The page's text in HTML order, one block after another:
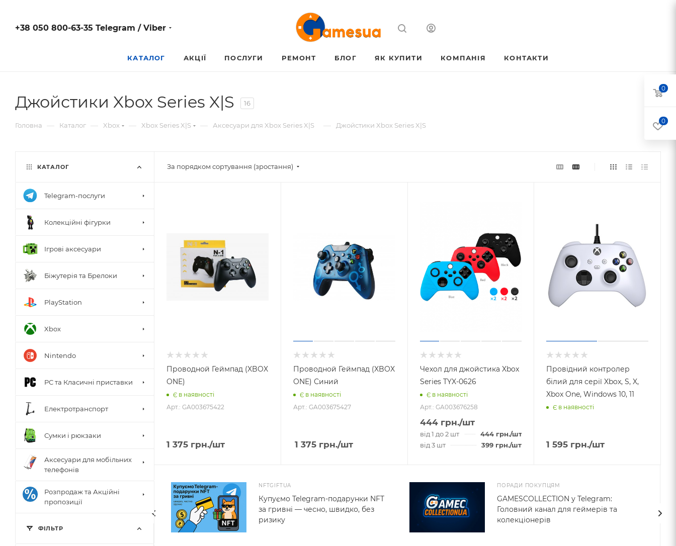
+38 050 800-63-35 Telegram / Viber
КАТАЛОГ АКЦІЇ ПОСЛУГИ РЕМОНТ БЛОГ ЯК КУПИТИ КОМПАНІЯ КОНТАКТИ
Джойстики Xbox Series X|S 16
Головна — Каталог — Xbox — Xbox Series X|S — Аксесуари для Xbox Series X|S — Джойстики Xbox Series X|S
За порядком сортування (зростання)
Проводной Геймпад (XBOX
ONE)
Є в наявності
Арт.: GA003675422
1 375 грн./шт
Проводной Геймпад (XBOX
ONE) Синий
Є в наявності
Арт.: GA003675427
1 375грн./шт
Чехол для джойстика Xbox
Series TYX-0626
Є в наявності
Арт.: GA003676258
444грн./шт
від 1 до 2 шт 444грн./шт
від 3 шт
399 грн./шт
Провідний контролер
білий для серії Xbox, S, X,
Xbox One, Windows 10, 11
Є в наявності
1 595 грн./шт
NFTGIFTUA
Купуємо Telegram-подарунки NFT
за гривні — чесно, швидко, без
ризику
ПОРАДИ ПОКУПЦЯМ
GAMESCOLLECTION у Telegram:
Головний канал для геймерів та
колекціонерів
КАТАЛОГ
Telegram-послуги
Колекційні фігурки
Ігрові аксесуари
Біжутерія та Брелоки
PlayStation
Xbox
Nintendo
PC та Класичні приставки
Електротранспорт
Сумки і рюкзаки
Аксесуари для мобільних
телефонів
Розпродаж та Акційні
пропозиції
ФIЛЬТР
0
0